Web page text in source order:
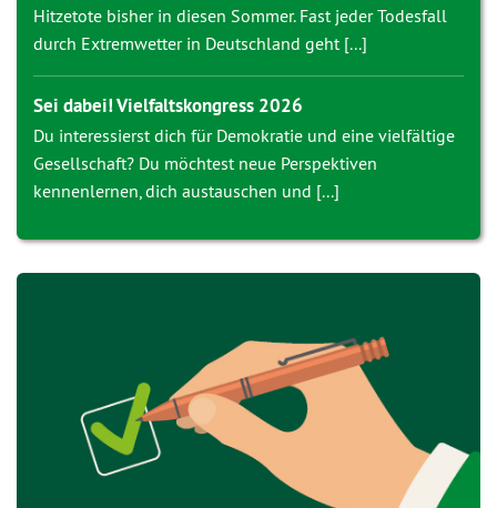
Hitzetote bisher in diesen Sommer. Fast jeder Todesfall
durch Extremwetter in Deutschland geht [...]
Sei dabei! Vielfaltskongress 2026
Du interessierst dich für Demokratie und eine vielfältige
Gesellschaft? Du möchtest neue Perspektiven
kennenlernen, dich austauschen und [...]